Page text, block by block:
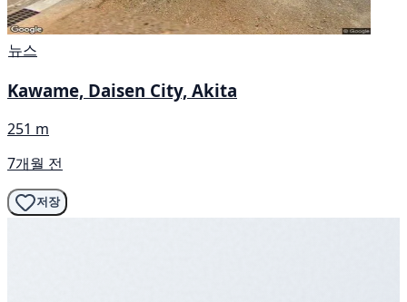
뉴스
Kawame, Daisen City, Akita
251 m
7개월 전
저장